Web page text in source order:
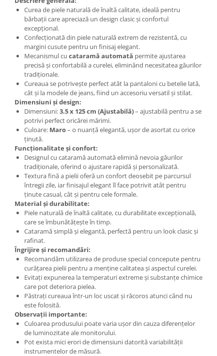
Curea de piele naturală de înaltă calitate, ideală pentru
bărbații care apreciază un design clasic și confortul
excepțional.
Confecționată din piele naturală extrem de rezistentă, cu
margini cusute pentru un finisaj elegant.
Mecanismul cu cataramă automată permite ajustarea
precisă și confortabilă a curelei, eliminând necesitatea găurilor
tradiționale.
Cureaua se potrivește perfect atât la pantaloni cu betelie lată,
cât și la modele de jeans, fiind un accesoriu versatil și stilat.
Dimensiuni și design:
Dimensiuni:3.5 x 125 cm (Ajustabilă)– ajustabilă pentru a se
potrivi perfect oricărei mărimi.
Culoare: Maro– o nuanță elegantă, ușor de asortat cu orice
ținută.
Funcționalitate și confort:
Designul cu cataramă automată elimină nevoia găurilor
tradiționale, oferind o ajustare rapidă și personalizată.
Textura fină a pielii oferă un confort deosebit pe parcursul
întregii zile, iar finisajul elegant îl face potrivit atât pentru
ținute casual, cât și pentru cele formale.
Material și durabilitate:
Piele naturală de înaltă calitate, cu durabilitate excepțională,
care se îmbunătățește în timp.
Cataramă simplă și elegantă, perfectă pentru un look clasic și
rafinat.
Îngrijire și recomandări:
Recomandăm utilizarea de produse special concepute pentru
curățarea pielii pentru a menține calitatea și aspectul curelei.
Evitați expunerea la temperaturi extreme și substanțe chimice
care pot deteriora pielea.
Păstrați cureaua într-un loc uscat și răcoros atunci când nu
este folosită.
Observații importante:
Culoarea produsului poate varia ușor din cauza diferențelor
de luminozitate ale monitorului.
Pot exista mici erori de dimensiuni datorită variabilității
instrumentelor de măsură.